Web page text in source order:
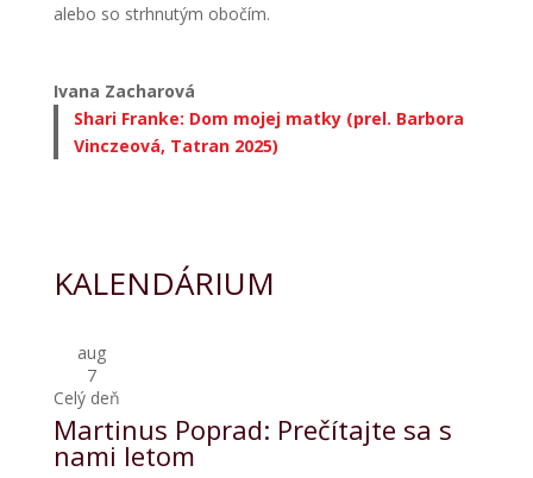
alebo so strhnutým obočím.
Ivana Zacharová
Shari Franke: Dom mojej matky (prel. Barbora
Vinczeová, Tatran 2025)
KALENDÁRIUM
aug
7
Celý deň
Martinus Poprad: Prečítajte sa s
nami letom